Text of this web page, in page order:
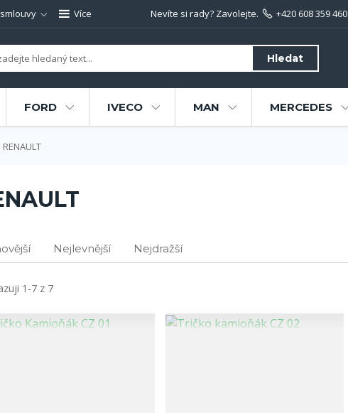
Více
Hledat
Nevíte si rady? Zavolejte. +420 608 359 460
FORD IVECO MAN MERCEDES
RENAULT
Nejlevnější Nejdražší
1-7 z 7